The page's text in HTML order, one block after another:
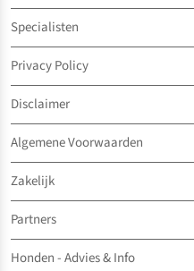
Specialisten
Privacy Policy
Disclaimer
Algemene Voorwaarden
Zakelijk
Partners
Honden - Advies & Info